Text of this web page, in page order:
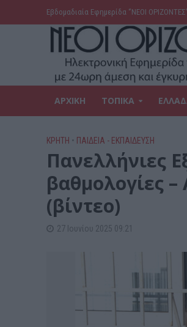
Εβδομαδιαία Εφημερίδα ‘’ΝΕΟΙ
ΑΡΧΙΚΗ ΤΟΠΙΚΑ
ΚΡΗΤΗ • ΠΑΙΔΕΙΑ - ΕΚΠΑΙΔΕΥΣΗ
Πανελλήνιες
βαθμολογίες –
(βίντεο)
27 Ιουνίου 2025 09:21